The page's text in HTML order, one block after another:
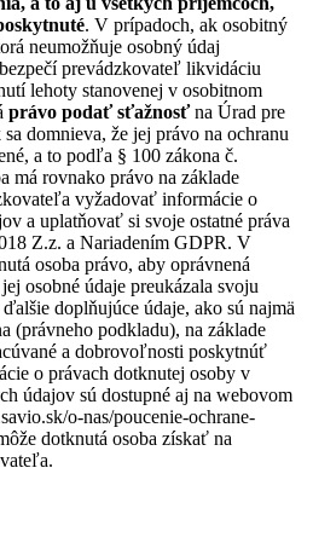
. V prípadoch, ak osobitný
neumožňuje osobný údaj
prevádzkovateľ likvidáciu
lehoty stanovenej v osobitnom
právo podať sťažnosťna Úrad pre
domnieva, že jej právo na ochranu
a to podľa § 100 zákona č.
má rovnako právo na základe
vyžadovať informácie o
a uplatňovať si svoje ostatné práva
Z.z. a Nariadením GDPR. V
osoba právo, aby oprávnená
osobné údaje preukázala svoju
doplňujúce údaje, ako sú najmä
(právneho podkladu), na základe
a dobrovoľnosti poskytnúť
o právach dotknutej osoby v
údajov sú dostupné aj na webovom
o-nas/poucenie-ochrane-
dotknutá osoba získať na